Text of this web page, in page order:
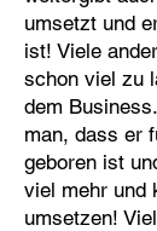
umsetzt und
ist! Viele
schon viel zu
dem
man, dass er
geboren ist
viel mehr und
umsetzen!